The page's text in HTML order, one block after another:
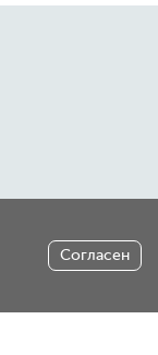
Согласен